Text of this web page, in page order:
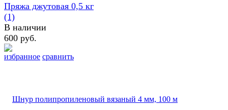
избранное сравнить
Пряжа джутовая 0,5 кг
(1)
В наличии
600 руб.